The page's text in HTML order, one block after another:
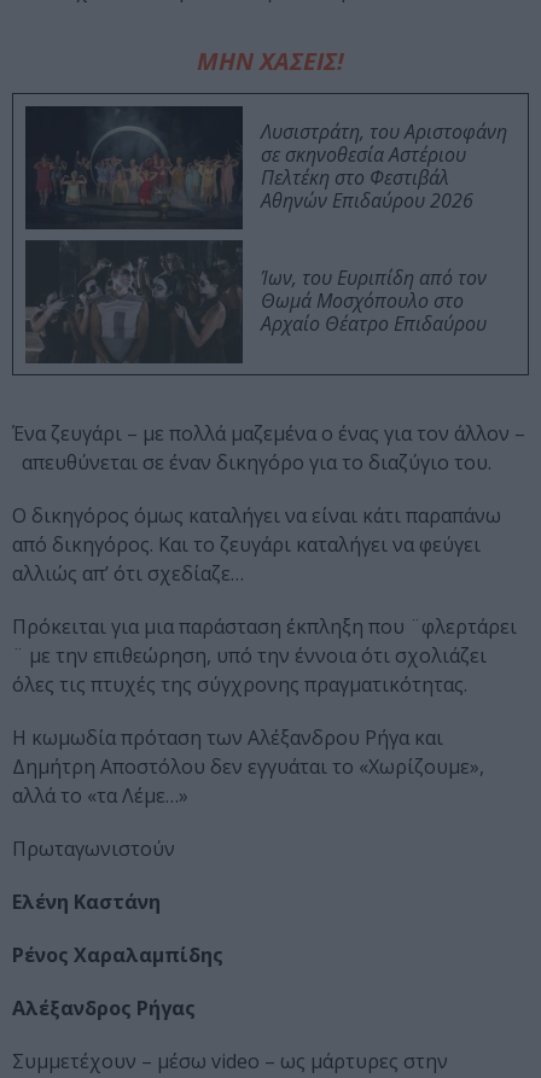
ΜΗΝ ΧΑΣΕΙΣ!
Λυσιστράτη, του Αριστοφάνη
σε σκηνοθεσία Αστέριου
Πελτέκη στο Φεστιβάλ
Αθηνών Επιδαύρου 2026
Ίων, του Ευριπίδη από τον
Θωμά Μοσχόπουλο στο
Αρχαίο Θέατρο Επιδαύρου
Ένα ζευγάρι – με πολλά μαζεμένα ο ένας για τον άλλον –
απευθύνεται σε έναν δικηγόρο για το διαζύγιο του.
Ο δικηγόρος όμως καταλήγει να είναι κάτι παραπάνω
από δικηγόρος. Και το ζευγάρι καταλήγει να φεύγει
αλλιώς απ’ ότι σχεδίαζε…
Πρόκειται για μια παράσταση έκπληξη που ¨φλερτάρει
¨ με την επιθεώρηση, υπό την έννοια ότι σχολιάζει
όλες τις πτυχές της σύγχρονης πραγματικότητας.
Η κωμωδία πρόταση των Αλέξανδρου Ρήγα και
Δημήτρη Αποστόλου δεν εγγυάται το «Χωρίζουμε»,
αλλά το «τα Λέμε…»
Πρωταγωνιστούν
Ελένη Καστάνη
Ρένος Χαραλαμπίδης
Αλέξανδρος Ρήγας
Συμμετέχουν – μέσω video – ως μάρτυρες στην